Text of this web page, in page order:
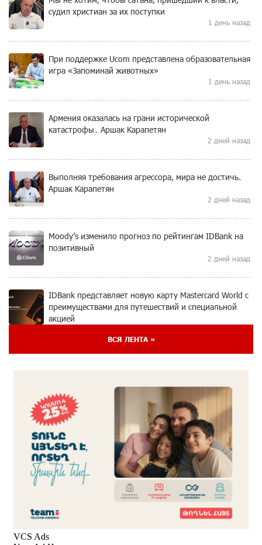
судил христиан за их поступки
1 день назад
При поддержке Ucom представлена образовательная
игра «Запоминай животных»
1 день назад
Армения оказалась на грани исторической
катастрофы․ Аршак Карапетян
2 дней назад
Выполняя требования агрессора, мира не достичь.
Аршак Карапетян
2 дней назад
Moody’s изменило прогноз по рейтингам IDBank на
позитивный
2 дней назад
IDBank представляет новую карту Mastercard World с
преимуществами для путешествий и специальной
акцией
солнечной энергии
3 дней назад
Idram и IDBank - рядом со стартапами на Seaside
Startup Summit
5 дней назад
В мобильном приложении Юнибанка теперь можно
зарегистрироваться также с помощью imID
6 дней назад
ВСЯ ЛЕНТА »